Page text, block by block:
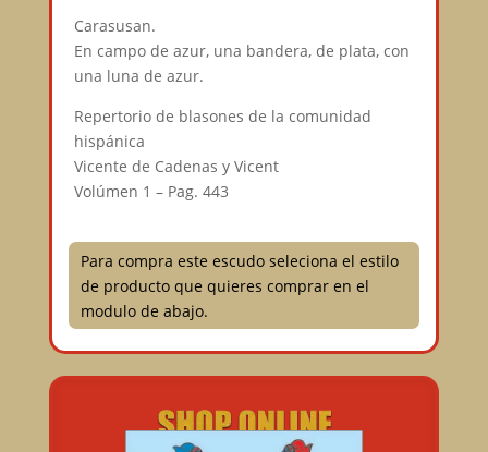
Carasusan.
En campo de azur, una bandera, de plata, con
una luna de azur.
Repertorio de blasones de la comunidad
hispánica
Vicente de Cadenas y Vicent
Volúmen 1 – Pag. 443
Para compra este escudo seleciona el estilo
de producto que quieres comprar en el
modulo de abajo.